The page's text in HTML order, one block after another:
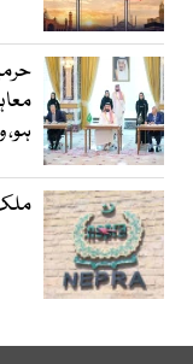
ہو،